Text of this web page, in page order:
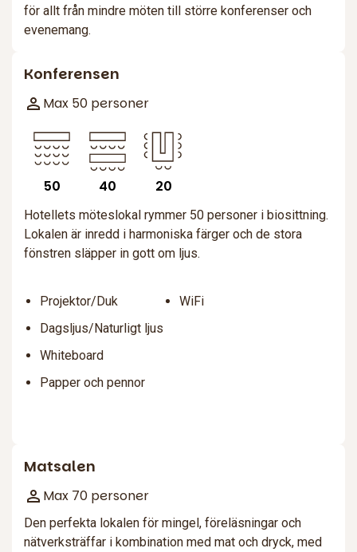
för allt från mindre möten till större konferenser och
evenemang.
Konferensen
Max 50 personer
50 40 20
Hotellets möteslokal rymmer 50 personer i biosittning.
Lokalen är inredd i harmoniska färger och de stora
fönstren släpper in gott om ljus.
Projektor/Duk
Dagsljus/Naturligt ljus
Whiteboard
Papper och pennor
WiFi
Matsalen
Max 70 personer
Den perfekta lokalen för mingel, föreläsningar och
nätverksträffar i kombination med mat och dryck, med